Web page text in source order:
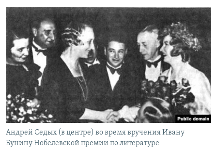
Андрей Седых (в центре) во время вручения Ивану
Бунину Нобелевской премии по литературе